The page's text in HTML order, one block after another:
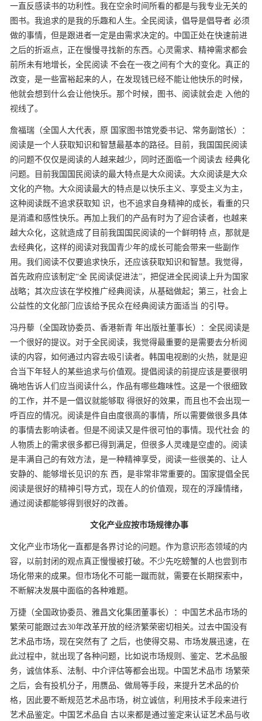
一直反感读书的功利性。我在空余时间所看的都是与我专业无关的
图书。我追求的是我的乐趣和人生。全民阅读，倡导是倡导者 必须
做的事情，但是跟进者一定是由需求决定的。中国正处在快速前进
之后的折返点，正在慢慢寻找新的东西。心灵需求、精神需求都会
前所未有地增长，全民阅读 不会在一夜之间有个大的变化。真正的
改变，是一些富裕起来的人，在发现钱已经不能让他快乐的时候，
他就会想到什么会让他快乐。那个时候，图书、阅读就会走 入他的
视线了。
詹福瑞（全国人大代表，原 国家图书馆党委书记、常务副馆长）：
阅读是一个人获取知识和智慧最基本的路径。目前，我国国民阅读
的问题不仅仅是阅读的人越来越少，同时还面临一个阅读去 经典化
问题。目前我国国民阅读的最大特点是大众阅读。大众阅读是大众
文化的产物。大众阅读最大的特点是以快乐主义、享受主义为主，
这种阅读既不追求获取知 识，也不追求自身精神的成长，看重的只
是消遣和感性快乐。再加上我们的产品有时为了迎合读者，也越来
越大众化，这就造成了目前我国国民阅读的一个鲜明特 点，那就是
去经典化，这样的阅读对我国青少年的成长可能会带来一些副作
用。我们阅读不仅要追求快乐，还应该获取知识和智慧。我觉得，
首先政府应该制定“全 民阅读促进法”，把促进全民阅读上升为国家
战略；其次应该在学校推广经典阅读，从基础做起；第三，社会上
公益性的文化部门应该给予民众在经典阅读方面适当 的引导。
冯丹藜（全国政协委员、香港新青 年出版社董事长）：全民阅读是
一个很好的提议。对于全民阅读，我觉得最重要的是需要去分析阅
读的内容，如何通过内容去吸引读者。韩国电视剧的火热，就是迎
合当下年轻人的某些追求与价值观。提倡阅读的前提应该是要很明
确地告诉人们应当阅读什么，作品有哪些趣味性。这是一个很细致
的工作，并不是一倡议就能够取 得很好的效果，而且也不会出现一
呼百应的情况。阅读是件自由度很高的事情，所以需要做很多具体
的事情去影响读者。但是不阅读又是件很可怕的事情。现代社会 的
人物质上的需求很多都已得到满足，但很多人灵魂是空虚的。阅读
是丰满自己的有效方法，是一种精神享受，阅读一些很美的、让人
安静的、能够增长见识的东 西，是非常非常重要的。国家提倡全民
阅读是很好的精神引导方式，现在人的价值观，现在的浮躁情绪，
通过阅读都能够得到很好的改善。
文化产业应按市场规律办事
文化产业市场化一直都是各界讨论的问题。作为意识形态领域的内
容，以前封闭的观点真正慢慢被打破。不少先吃螃蟹的人也尝到市
场化带来的成果。但市场化不可能一蹴而就，需要在长期探索中，
不断解决发展中面临的各种难题。
万捷（全国政协委员、雅昌文化集团董事长）：中国艺术品市场的
繁荣可能跟过去30年改革开放的经济繁荣密切相关。过去中国没有
艺术品市场，现在突然有了 之后，也使得交易、市场发展迅速，在
此过程中，就出现了各种问题，比如说市场规则、鉴定、艺术品服
务，诚信体系、法制、中介评估等都会出现。中国艺术品市 场繁荣
之后，会有投机分子，用赝品、做局等手段，来提升艺术品的价
格，因此要不断规范艺术品市场，树立诚信，利用技术手段来进行
艺术品鉴定。中国艺术品自 古以来都是通过鉴定来认证艺术品与收